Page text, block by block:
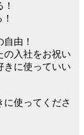
由！
の入社をお祝い
きに使っていい
使ってくださ